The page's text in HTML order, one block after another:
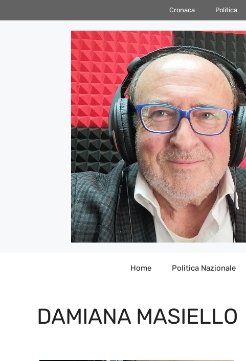
al
Cronaca Politica
Home Politica Nazionale
DAMIANA MASIELLO